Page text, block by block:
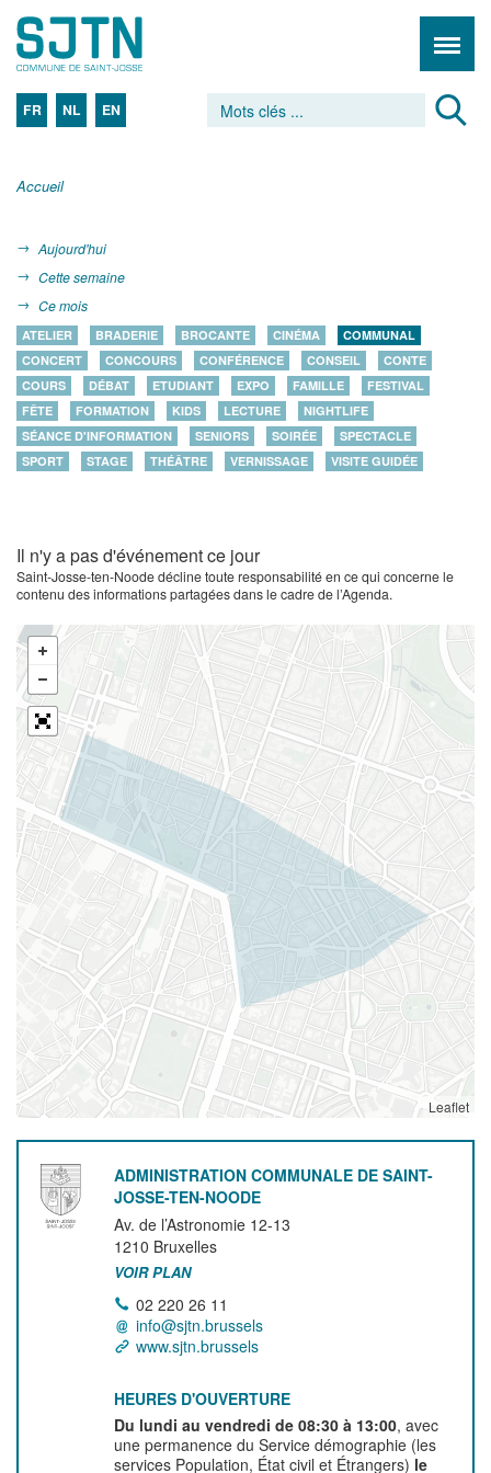
FR NL EN
Accueil
Aujourd'hui
Cette semaine
Ce mois
ATELIER BRADERIE BROCANTE CINÉMA
COMMUNAL
CONCERT
CONCOURS CONFÉRENCE CONSEIL
CONTE
COURS
DÉBAT ETUDIANT EXPO FAMILLE
FESTIVAL
FÊTE
FORMATION KIDS LECTURE
NIGHTLIFE
SÉANCE D'INFORMATION
SENIORS SOIRÉE
SPECTACLE
SPORT
STAGE THÉÂTRE VERNISSAGE VISITE GUIDÉE
Il n'y a pas d'événement ce jour
Saint-Josse-ten-Noode décline toute responsabilité en ce qui concerne le
contenu des informations partagées dans le cadre de l’Agenda.
Leaflet
ADMINISTRATION COMMUNALE DE SAINT-
JOSSE-TEN-NOODE
Av. de l’Astronomie 12-13
1210 Bruxelles
VOIR PLAN
02 220 26 11
info@sjtn.brussels
www.sjtn.brussels
HEURES D'OUVERTURE
Du lundi au vendredi de 08:30 à 13:00, avec
une permanence du Service démographie (les
services Population, État civil et Étrangers) le